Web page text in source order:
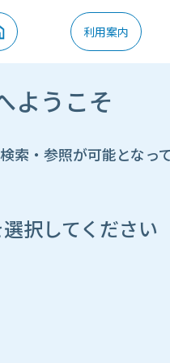
利用案内
ようこそ
・参照が可能となって
択してください